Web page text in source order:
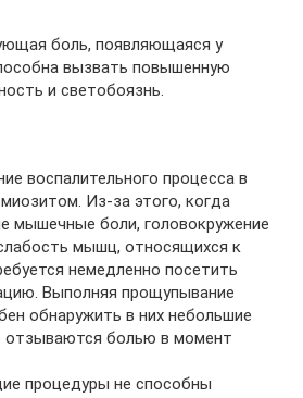
боль, появляющаяся у
вызвать повышенную
и светобоязнь.
воспалительного процесса в
Из-за этого, когда
мышечные боли, головокружение
мышц, относящихся к
немедленно посетить
Выполняя прощупывание
обнаружить в них небольшие
отзываются болью в момент
процедуры не способны